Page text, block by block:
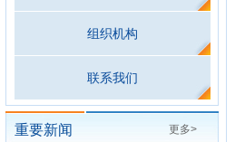
组织机构
联系我们
重要新闻 更多>